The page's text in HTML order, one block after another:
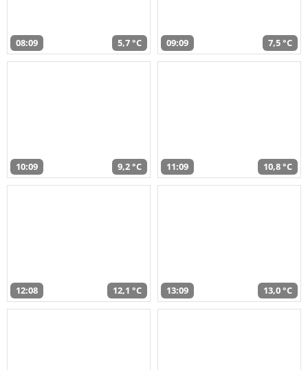
08:09 5,7 °C 09:09 7,5 °C
10:09 9,2 °C 11:09 10,8 °C
12:08 12,1 °C 13:09 13,0 °C